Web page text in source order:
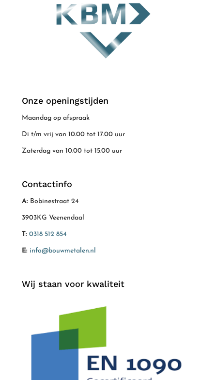
Onze openingstijden
Maandag op afspraak
Di t/m vrij van 10.00 tot 17.00 uur
Zaterdag van 10.00 tot 15.00 uur
Contactinfo
A: Bobinestraat 24
3903KG Veenendaal
T: 0318 512 854
E: info@bouwmetalen.nl
Wij staan voor kwaliteit